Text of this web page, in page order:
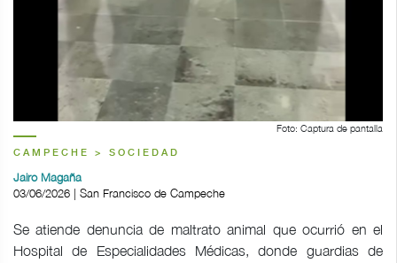
Foto: Captura de pantalla
CAMPECHE > SOCIEDAD
Jairo Magaña
03/06/2026 | San Francisco de Campeche
Se atiende denuncia de maltrato animal que ocurrió en el
Hospital de Especialidades Médicas, donde guardias de